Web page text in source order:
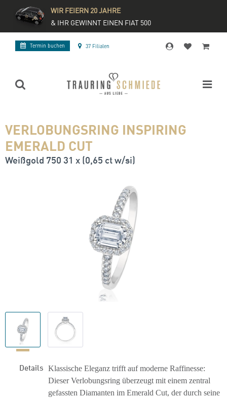
WIR FEIERN 20 JAHRE
& IHR GEWINNT EINEN FIAT 500
Termin buchen 37 Filialen
VERLOBUNGSRING INSPIRING
EMERALD CUT
Weißgold 750 31 x (0,65 ct w/si)
Details Klassische Eleganz trifft auf moderne Raffinesse:
Dieser Verlobungsring überzeugt mit einem zentral
gefassten Diamanten im Emerald Cut, der durch seine